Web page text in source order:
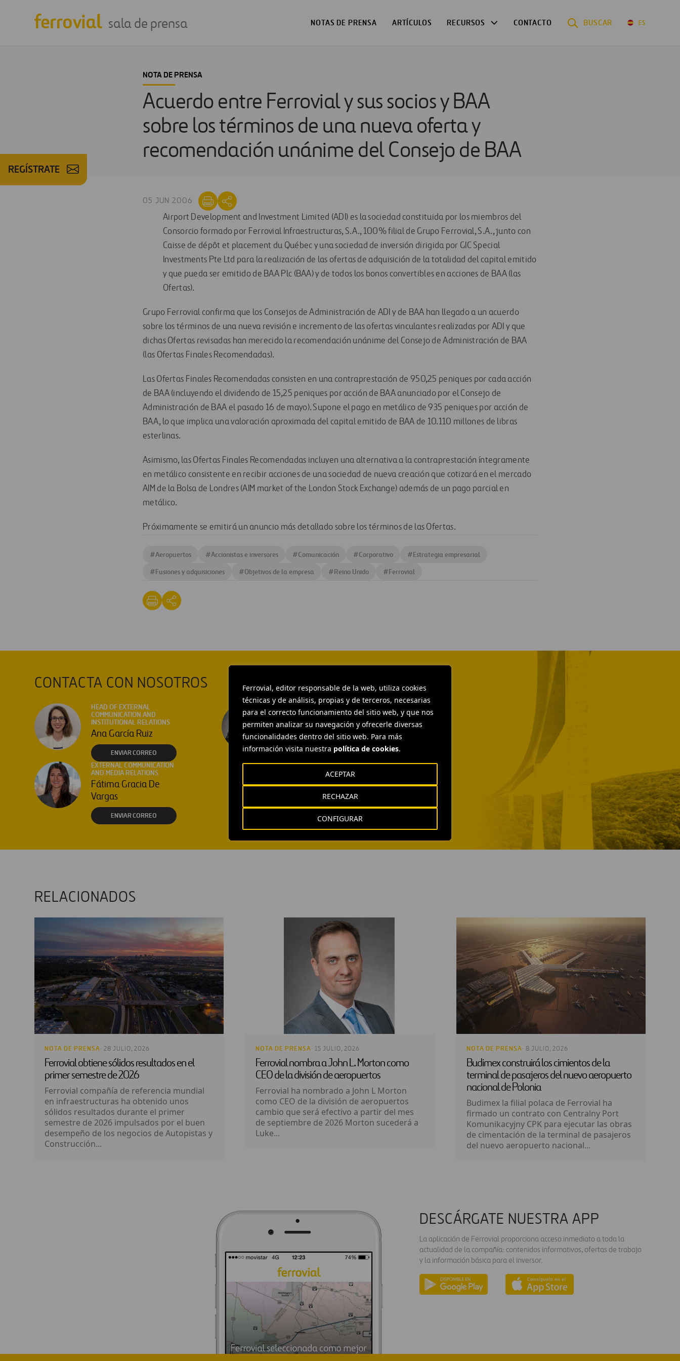
Ferrovial, editor responsable de la web, utiliza cookies
técnicas y de análisis, propias y de terceros, necesarias
para el correcto funcionamiento del sitio web, y que nos
permiten analizar su navegación y ofrecerle diversas
funcionalidades dentro del sitio web. Para más
información visita nuestra política de cookies.
CONFIGURAR
RECHAZAR
ACEPTAR
sala de prensa NOTAS DE PRENSA ARTÍCULOS RECURSOS CONTACTO BUSCAR ES
REGÍSTRATE
NOTA DE PRENSA
Acuerdo entre Ferrovial y sus socios y BAA
sobre los términos de una nueva oferta y
recomendación unánime del Consejo de BAA
05 JUN 2006
Airport Development and Investment Limited (ADI) es la sociedad constituida por los miembros del
Consorcio formado por Ferrovial Infraestructuras, S.A., 100% filial de Grupo Ferrovial, S.A., junto con
Caisse de dépôt et placement du Québec y una sociedad de inversión dirigida por GIC Special
Investments Pte Ltd para la realización de las ofertas de adquisición de la totalidad del capital emitido
y que pueda ser emitido de BAA Plc (BAA) y de todos los bonos convertibles en acciones de BAA (las
Ofertas).
Grupo Ferrovial confirma que los Consejos de Administración de ADI y de BAA han llegado a un acuerdo
sobre los términos de una nueva revisión e incremento de las ofertas vinculantes realizadas por ADI y que
dichas Ofertas revisadas han merecido la recomendación unánime del Consejo de Administración de BAA
(las Ofertas Finales Recomendadas).
Las Ofertas Finales Recomendadas consisten en una contraprestación de 950,25 peniques por cada acción
de BAA (incluyendo el dividendo de 15,25 peniques por acción de BAA anunciado por el Consejo de
Administración de BAA el pasado 16 de mayo). Supone el pago en metálico de 935 peniques por acción de
BAA, lo que implica una valoración aproximada del capital emitido de BAA de 10.110 millones de libras
esterlinas.
Asimismo, las Ofertas Finales Recomendadas incluyen una alternativa a la contraprestación íntegramente
en metálico consistente en recibir acciones de una sociedad de nueva creación que cotizará en el mercado
AIM de la Bolsa de Londres (AIM market of the London Stock Exchange) además de un pago parcial en
metálico.
Próximamente se emitirá un anuncio más detallado sobre los términos de las Ofertas.
#Aeropuertos #Accionistas e inversores #Comunicación #Corporativo #Estrategia empresarial
#Fusiones y adquisiciones #Objetivos de la empresa #Reino Unido #Ferrovial
CONTACTA CON NOSOTROS
HEAD OF EXTERNAL
COMMUNICATION AND
INSTITUTIONAL RELATIONS
Ana García Ruiz
ENVIAR CORREO
EXTERNAL COMMUNICATION
AND MEDIA RELATIONS
Isabel Muñoz Torres
ENVIAR CORREO
EXTERNAL COMMUNICATION
AND MEDIA RELATIONS
Fátima Gracia De
Vargas
ENVIAR CORREO
RELACIONADOS
NOTA DE PRENSA· 28 JULIO, 2026
Ferrovial obtiene sólidos resultados en el
primer semestre de 2026
Ferrovial compañía de referencia mundial
en infraestructuras ha obtenido unos
sólidos resultados durante el primer
semestre de 2026 impulsados por el buen
desempeño de los negocios de Autopistas y
Construcción...
NOTA DE PRENSA· 15 JULIO, 2026
Ferrovial nombra a John L. Morton como
CEO de la división de aeropuertos
Ferrovial ha nombrado a John L Morton
como CEO de la división de aeropuertos
cambio que será efectivo a partir del mes
de septiembre de 2026 Morton sucederá a
Luke...
NOTA DE PRENSA· 8 JULIO, 2026
Budimex construirá los cimientos de la
terminal de pasajeros del nuevo aeropuerto
nacional de Polonia
Budimex la filial polaca de Ferrovial ha
firmado un contrato con Centralny Port
Komunikacyjny CPK para ejecutar las obras
de cimentación de la terminal de pasajeros
del nuevo aeropuerto nacional...
DESCÁRGATE NUESTRA APP
La aplicación de Ferrovial proporciona acceso inmediato a toda la
actualidad de la compañía: contenidos informativos, ofertas de trabajo
y la información básica para el inversor.